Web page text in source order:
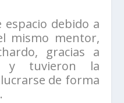
espacio debido a
mismo mentor,
gracias a
y tuvieron la
de forma